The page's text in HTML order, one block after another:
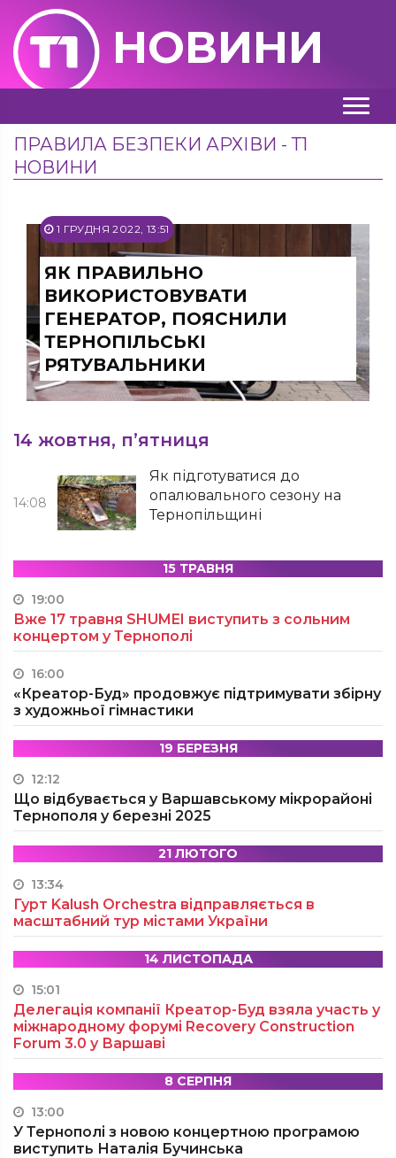
НОВИНИ
ПРАВИЛА БЕЗПЕКИ АРХІВИ - Т1
НОВИНИ
1 ГРУДНЯ 2022, 13:51
ЯК ПРАВИЛЬНО
ВИКОРИСТОВУВАТИ
ГЕНЕРАТОР, ПОЯСНИЛИ
ТЕРНОПІЛЬСЬКІ
РЯТУВАЛЬНИКИ
14 жовтня, п’ятниця
14:08
Як підготуватися до
опалювального сезону на
Тернопільщині
15 ТРАВНЯ
19:00
Вже 17 травня SHUMEI виступить з сольним
концертом у Тернополі
16:00
«Креатор-Буд» продовжує підтримувати збірну
з художньої гімнастики
19 БЕРЕЗНЯ
12:12
Що відбувається у Варшавському мікрорайоні
Тернополя у березні 2025
21 ЛЮТОГО
13:34
Гурт Kalush Orchestra відправляється в
масштабний тур містами України
14 ЛИСТОПАДА
15:01
Делегація компанії Креатор-Буд взяла участь у
міжнародному форумі Recovery Construction
Forum 3.0 у Варшаві
8 СЕРПНЯ
13:00
У Тернополі з новою концертною програмою
виступить Наталія Бучинська